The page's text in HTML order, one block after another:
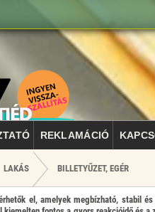
REKLAMÁCIÓ
LAKÁS BILLETYŰZET, EGÉR
el, amelyek megbízható, stabil